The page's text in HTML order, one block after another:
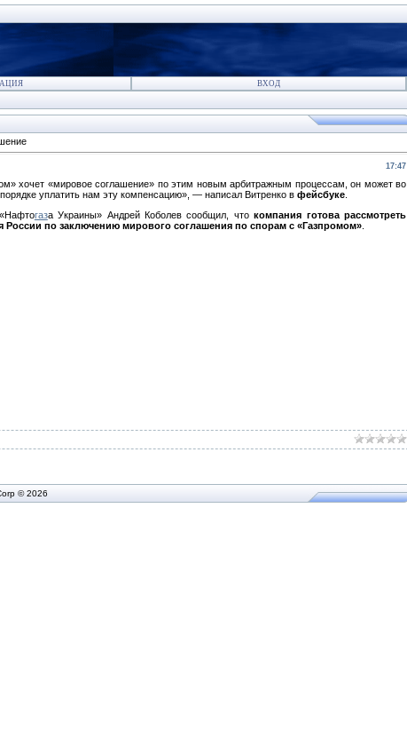
ВХОД
17:47
хочет «мировое соглашение» по этим новым арбитражным процессам, он может во
уплатить нам эту компенсацию», — написал Витренко в фейсбуке
газа Украины» Андрей Коболев сообщил, чтокомпания готова рассмотреть
России по заключению мирового соглашения по спорам с «Газпромом»
© 2026